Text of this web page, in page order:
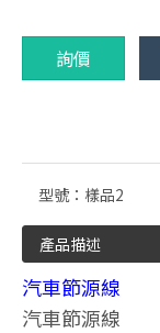
詢價
型號： 樣品2
產品描述
汽車節源線
汽車節源線